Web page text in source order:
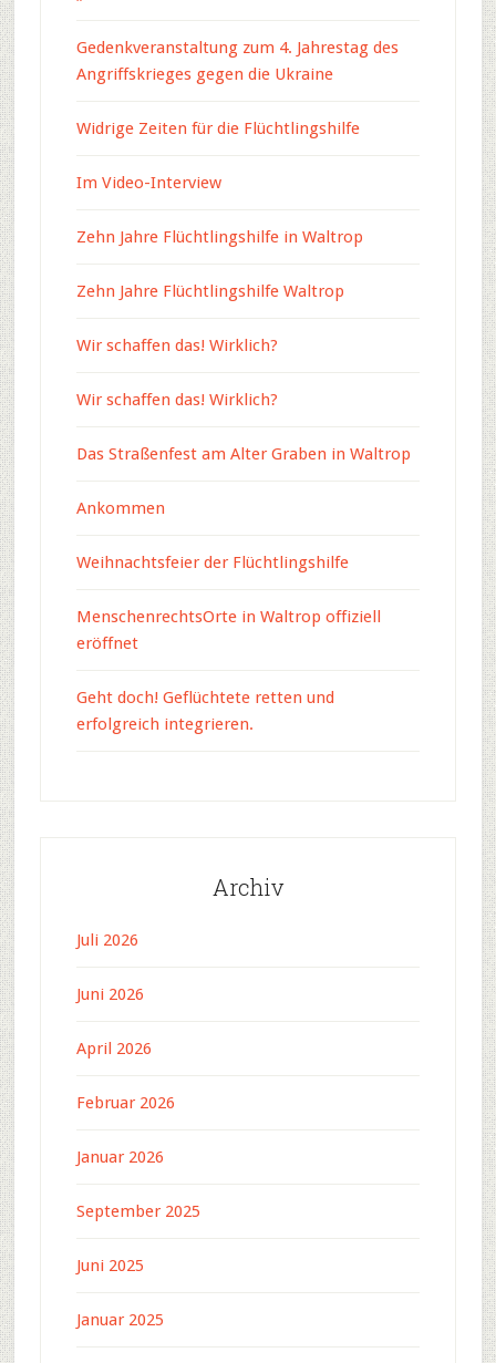
Gedenkveranstaltung zum 4. Jahrestag des
Angriffskrieges gegen die Ukraine
Widrige Zeiten für die Flüchtlingshilfe
Im Video-Interview
Zehn Jahre Flüchtlingshilfe in Waltrop
Zehn Jahre Flüchtlingshilfe Waltrop
Wir schaffen das! Wirklich?
Wir schaffen das! Wirklich?
Das Straßenfest am Alter Graben in Waltrop
Ankommen
Weihnachtsfeier der Flüchtlingshilfe
MenschenrechtsOrte in Waltrop offiziell
eröffnet
Geht doch! Geflüchtete retten und
erfolgreich integrieren.
Archiv
Juli 2026
Juni 2026
April 2026
Februar 2026
Januar 2026
September 2025
Juni 2025
Januar 2025